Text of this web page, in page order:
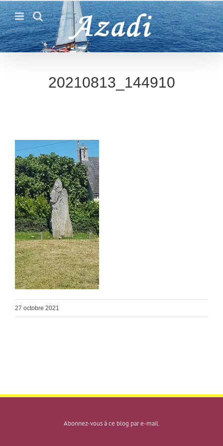
Passer
au
contenu
20210813_144910
27 octobre 2021
Abonnez-vous à ce blog par e-mail.